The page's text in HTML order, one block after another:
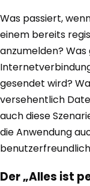
Was passiert,
einem bereits
anzumelden?
gesendet wird?
versehentlich
auch diese
die Anwendung
Der „Alles ist